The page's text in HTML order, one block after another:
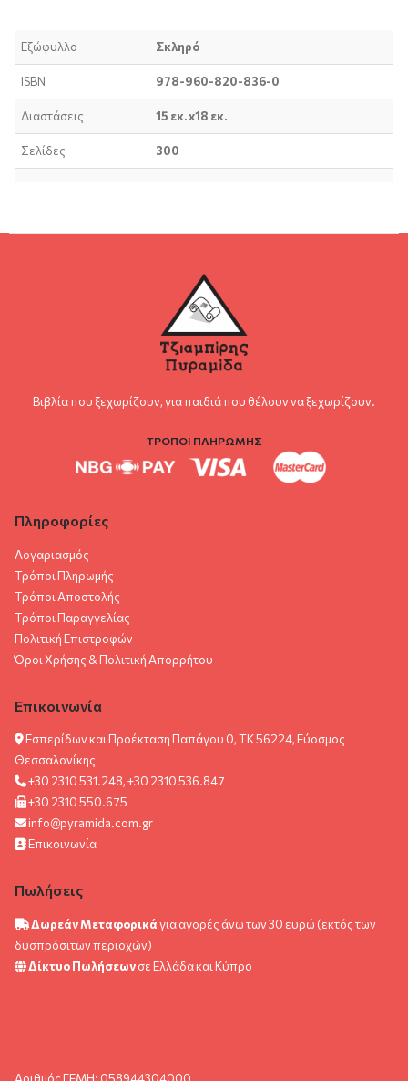
Εξώφυλλο Σκληρό
ISBN 978-960-820-836-0
Διαστάσεις 15 εκ. x18 εκ.
Σελίδες 300
Βιβλία που ξεχωρίζουν, για παιδιά που θέλουν να ξεχωρίζουν.
ΤΡΟΠΟΙ ΠΛΗΡΩΜΗΣ
Πληροφορίες
Λογαριασμός
Τρόποι Πληρωμής
Τρόποι Αποστολής
Τρόποι Παραγγελίας
Πολιτική Επιστροφών
Όροι Χρήσης & Πολιτική Aπορρήτου
Επικοινωνία
Εσπερίδων και Προέκταση Παπάγου 0, ΤΚ 56224, Εύοσμος
Θεσσαλονίκης
+30 2310 531.248, +30 2310 536.847
+30 2310 550.675
info@pyramida.com.gr
Επικοινωνία
Πωλήσεις
Δωρεάν Μεταφορικάγια αγορές άνω των 30 ευρώ (εκτός των
δυσπρόσιτων περιοχών)
Δίκτυο Πωλήσεωνσε Ελλάδα και Κύπρο